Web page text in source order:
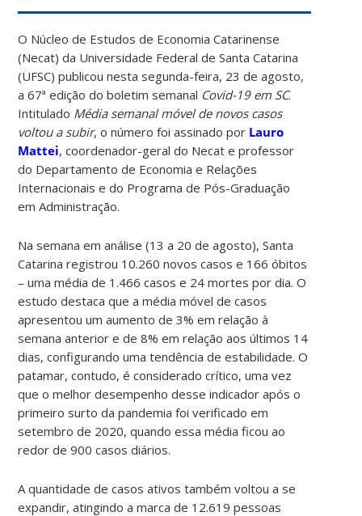
O Núcleo de Estudos de Economia Catarinense
(Necat) da Universidade Federal de Santa Catarina
(UFSC) publicou nesta segunda-feira, 23 de agosto,
a 67ª edição do boletim semanal Covid-19 em SC.
Intitulado Média semanal móvel de novos casos
voltou a subir, o número foi assinado por Lauro
Mattei, coordenador-geral do Necat e professor
do Departamento de Economia e Relações
Internacionais e do Programa de Pós-Graduação
em Administração.
Na semana em análise (13 a 20 de agosto), Santa
Catarina registrou 10.260 novos casos e 166 óbitos
– uma média de 1.466 casos e 24 mortes por dia. O
estudo destaca que a média móvel de casos
apresentou um aumento de 3% em relação à
semana anterior e de 8% em relação aos últimos 14
dias, configurando uma tendência de estabilidade. O
patamar, contudo, é considerado crítico, uma vez
que o melhor desempenho desse indicador após o
primeiro surto da pandemia foi verificado em
setembro de 2020, quando essa média ficou ao
redor de 900 casos diários.
A quantidade de casos ativos também voltou a se
expandir, atingindo a marca de 12.619 pessoas